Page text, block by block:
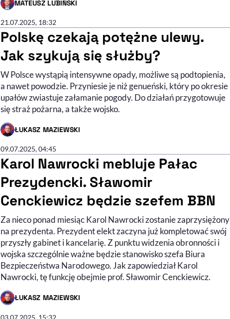
MATEUSZ LUBIŃSKI
- AUTOR ARTYKUŁU - PROFIL
21.07.2025, 18:32
Polskę czekają potężne ulewy.
Jak szykują się służby?
W Polsce wystąpią intensywne opady, możliwe są podtopienia,
a nawet powodzie. Przyniesie je niż genueński, który po okresie
upałów zwiastuje załamanie pogody. Do działań przygotowuje
się straż pożarna, a także wojsko.
ŁUKASZ MAZIEWSKI
- AUTOR ARTYKUŁU - PROFIL
09.07.2025, 04:45
Karol Nawrocki mebluje Pałac
Prezydencki. Sławomir
Cenckiewicz będzie szefem BBN
Za nieco ponad miesiąc Karol Nawrocki zostanie zaprzysiężony
na prezydenta. Prezydent elekt zaczyna już kompletować swój
przyszły gabinet i kancelarię. Z punktu widzenia obronności i
wojska szczególnie ważne będzie stanowisko szefa Biura
Bezpieczeństwa Narodowego. Jak zapowiedział Karol
Nawrocki, tę funkcję obejmie prof. Sławomir Cenckiewicz.
ŁUKASZ MAZIEWSKI
- AUTOR ARTYKUŁU - PROFIL
03.07.2025, 15:32